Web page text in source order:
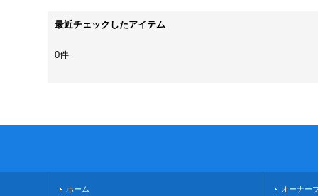
最近チェックしたアイテム
0件
ホーム オーナー